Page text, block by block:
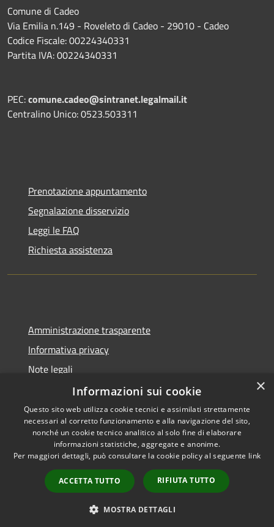
Comune di Cadeo
Via Emilia n.149 - Roveleto di Cadeo - 29010 - Cadeo
Codice Fiscale: 00224340331
Partita IVA: 00224340331
PEC:comune.cadeo@sintranet.legalmail.it
Centralino Unico: 0523.503311
Prenotazione appuntamento
Segnalazione disservizio
Leggi le FAQ
Richiesta assistenza
Amministrazione trasparente
Informativa privacy
Note legali
Dichiarazione di accessibilità
RSS
Accessibilità
Copyright © 2026 • Comune di
Municipium•
Accesso
redazione
×
Informazioni sui cookie
Questo sito web utilizza cookie tecnici e assimilati strettamente
necessari al corretto funzionamento e alla navigazione del sito,
nonché un cookie tecnico analitico al solo fine di elaborare
informazioni statistiche, aggregate e anonime.
Per maggiori dettagli, può consultare la cookie policy al seguente link
ACCETTA TUTTO RIFIUTA TUTTO
MOSTRA DETTAGLI